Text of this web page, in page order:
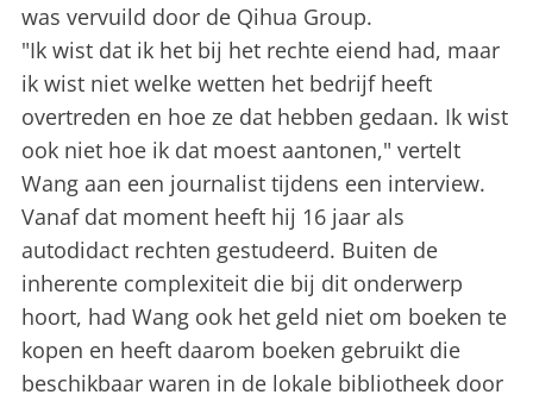
was vervuild door de Qihua Group.
"Ik wist dat ik het bij het rechte eiend had, maar
ik wist niet welke wetten het bedrijf heeft
overtreden en hoe ze dat hebben gedaan. Ik wist
ook niet hoe ik dat moest aantonen," vertelt
Wang aan een journalist tijdens een interview.
Vanaf dat moment heeft hij 16 jaar als
autodidact rechten gestudeerd. Buiten de
inherente complexiteit die bij dit onderwerp
hoort, had Wang ook het geld niet om boeken te
kopen en heeft daarom boeken gebruikt die
beschikbaar waren in de lokale bibliotheek door